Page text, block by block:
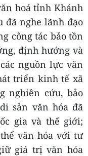
hoá tỉnh Khánh
đã nghe lãnh đạo
công tác bảo tồn
định hướng và
nguồn lực văn
triển kinh tế xã
nghiên cứu, bảo
sản văn hóa đã
gia và thế giới;
văn hóa với tư
giá trị văn hóa